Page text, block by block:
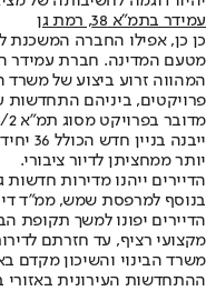
עמידר בתמ״א 38
, רמת גן
כן כן, אפילו החברה המשכנת
מטעם המדינה. חברת עמידר
המהווה זרוע ביצוע של משרד
פרויקטים, ביניהם התחדשות
יותר ממחציתן לדיור ציבורי.
בנוסף למרפסת שמש, ממ"ד
הדיירים יפונו למשך תקופת
מקצועי רציף, עד חזרתם
משרד הבינוי והשיכון מקדם
ההתחדשות העירונית